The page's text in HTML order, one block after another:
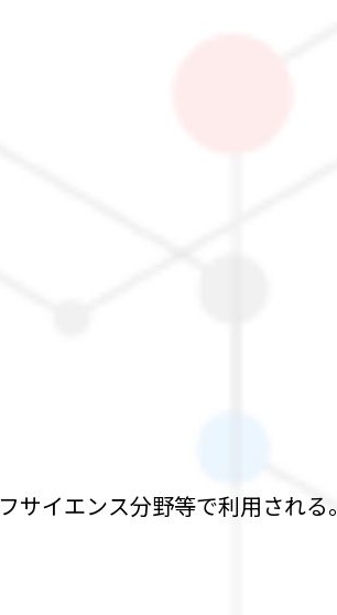
イエンス分野等で利用される。